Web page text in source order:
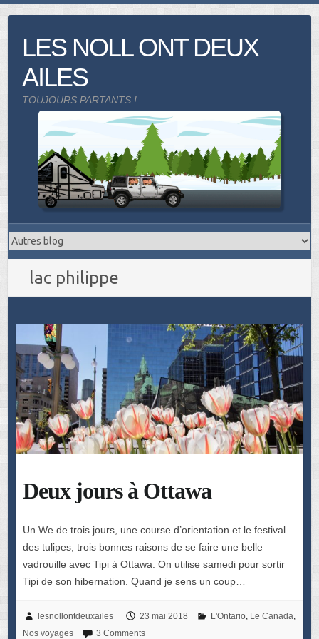
LES NOLL ONT DEUX
AILES
TOUJOURS PARTANTS !
lac philippe
Deux jours à Ottawa
Un We de trois jours, une course d’orientation et le festival
des tulipes, trois bonnes raisons de se faire une belle
vadrouille avec Tipi à Ottawa. On utilise samedi pour sortir
Tipi de son hibernation. Quand je sens un coup…
lesnollontdeuxailes 23 mai 2018 L'Ontario, Le Canada,
Nos voyages
3 Comments